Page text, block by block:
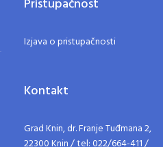
Pristupačnost
Izjava o pristupačnosti
Kontakt
Grad Knin, dr. Franje Tuđmana 2,